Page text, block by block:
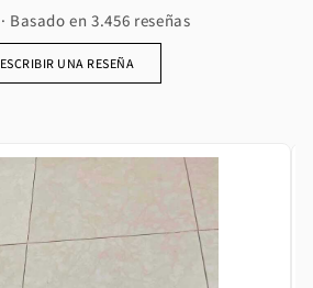
· Basado en 3.456 reseñas
ESCRIBIR UNA RESEÑA